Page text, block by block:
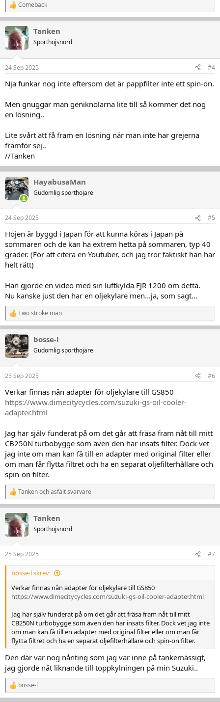
R
e
k
t
i
e
:
Comeback
Tanken
Sporthojsnörd
24 Sep 2025 #4
Nja funkar nog inte eftersom det är pappfilter inte ett spin-on.
Men gnuggar man geniknölarna lite till så kommer det nog
en lösning..
Lite svårt att få fram en lösning när man inte har grejerna
framför sej..
//Tanken
HayabusaMan
Gudomlig sporthojare
24 Sep 2025 #5
Hojen är byggd i Japan för att kunna köras i Japan på
sommaren och de kan ha extrem hetta på sommaren, typ 40
grader. (För att citera en Youtuber, och jag tror faktiskt han har
helt rätt)
Han gjorde en video med sin luftkylda FJR 1200 om detta.
Nu kanske just den har en oljekylare men...ja, som sagt...
R
e
k
t
i
e
:
Two stroke man
bosse-l
Gudomlig sporthojare
25 Sep 2025 #6
Verkar finnas nån adapter för oljekylare till GS850
https://www.dimecitycycles.com/suzuki-gs-oil-cooler-
adapter.html
Jag har själv funderat på om det går att fräsa fram nåt till mitt
CB250N turbobygge som även den har insats filter. Dock vet
jag inte om man kan få till en adapter med original filter eller
om man får flytta filtret och ha en separat oljefilterhållare och
spin-on filter.
R
e
a
k
t
i
e
r
Tankenochasfalt svarvare
Tanken
Sporthojsnörd
25 Sep 2025 #7
bosse-l skrev:
Verkar finnas nån adapter för oljekylare till GS850
https://www.dimecitycycles.com/suzuki-gs-oil-cooler-adapter.html
Jag har själv funderat på om det går att fräsa fram nåt till mitt
CB250N turbobygge som även den har insats filter. Dock vet jag inte
om man kan få till en adapter med original filter eller om man får
flytta filtret och ha en separat oljefilterhållare och spin-on filter.
Den där var nog nånting som jag var inne på tankemässigt,
jag gjorde nåt liknande till toppkylningen på min Suzuki..
R
e
bosse-l